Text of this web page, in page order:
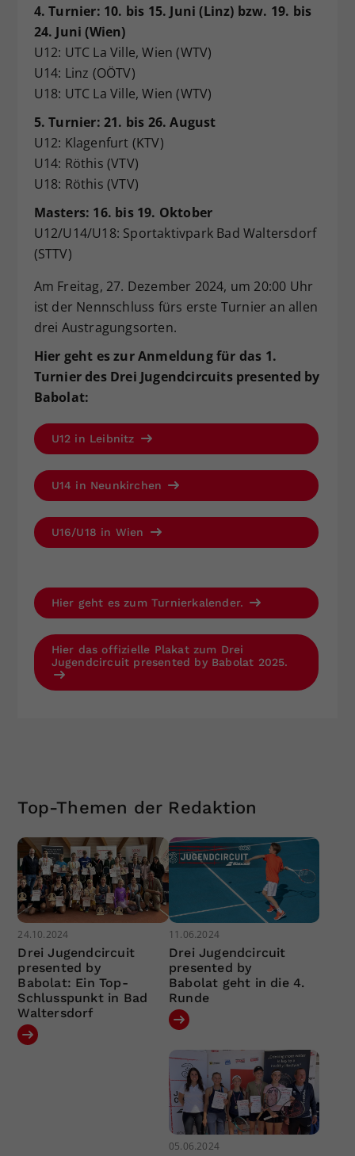
4. Turnier: 10. bis 15. Juni (Linz) bzw. 19. bis
24. Juni (Wien)
U12: UTC La Ville, Wien (WTV)
U14: Linz (OÖTV)
U18: UTC La Ville, Wien (WTV)
5. Turnier: 21. bis 26. August
U12: Klagenfurt (KTV)
U14: Röthis (VTV)
U18: Röthis (VTV)
Masters: 16. bis 19. Oktober
U12/U14/U18: Sportaktivpark Bad Waltersdorf
(STTV)
Am Freitag, 27. Dezember 2024, um 20:00 Uhr
ist der Nennschluss fürs erste Turnier an allen
drei Austragungsorten.
Hier geht es zur Anmeldung für das 1.
Turnier des Drei Jugendcircuits presented by
Babolat:
U12 in Leibnitz
U14 in Neunkirchen
U16/U18 in Wien
Hier geht es zum Turnierkalender.
Hier das offizielle Plakat zum Drei
Jugendcircuit presented by Babolat 2025.
Top-Themen der Redaktion
24.10.2024
Drei Jugendcircuit
presented by
Babolat: Ein Top-
Schlusspunkt in Bad
Waltersdorf
11.06.2024
Drei Jugendcircuit
presented by
Babolat geht in die 4.
Runde
05.06.2024